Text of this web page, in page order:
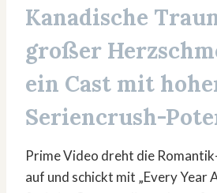
Kanadische
großer
ein Cast mit
Seriencrush-
Prime Video dreht die
auf und schickt mit „Every Year